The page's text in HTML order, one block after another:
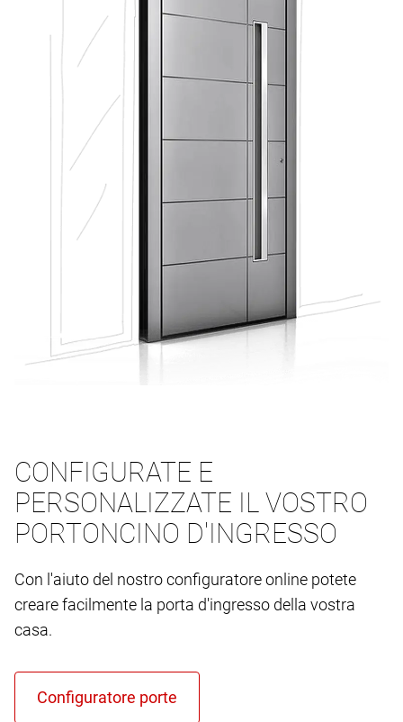
CONFIGURATE E
PERSONALIZZATE IL VOSTRO
PORTONCINO D'INGRESSO
Con l'aiuto del nostro configuratore online potete
creare facilmente la porta d'ingresso della vostra
casa.